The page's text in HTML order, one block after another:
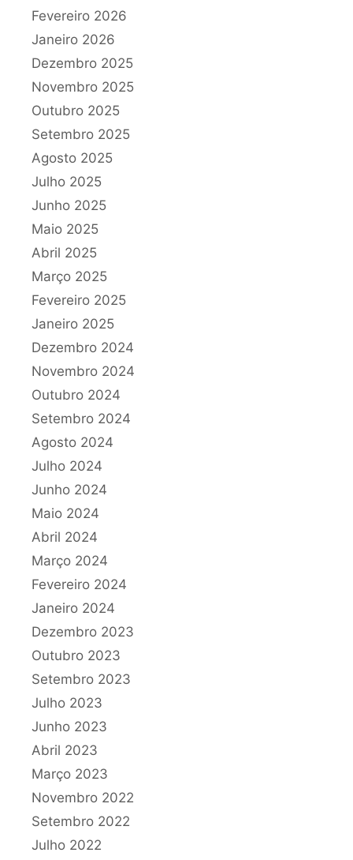
Fevereiro 2026
Janeiro 2026
Dezembro 2025
Novembro 2025
Outubro 2025
Setembro 2025
Agosto 2025
Julho 2025
Junho 2025
Maio 2025
Abril 2025
Março 2025
Fevereiro 2025
Janeiro 2025
Dezembro 2024
Novembro 2024
Outubro 2024
Setembro 2024
Agosto 2024
Julho 2024
Junho 2024
Maio 2024
Abril 2024
Março 2024
Fevereiro 2024
Janeiro 2024
Dezembro 2023
Outubro 2023
Setembro 2023
Julho 2023
Junho 2023
Abril 2023
Março 2023
Novembro 2022
Setembro 2022
Julho 2022